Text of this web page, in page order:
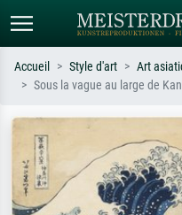
Recherchez par artiste, titre ou style
ex. Monet, Nuit étoilée,
impressionnisme, vague de
nu.
Accueil Style d'art Art
Sous la vague au large de